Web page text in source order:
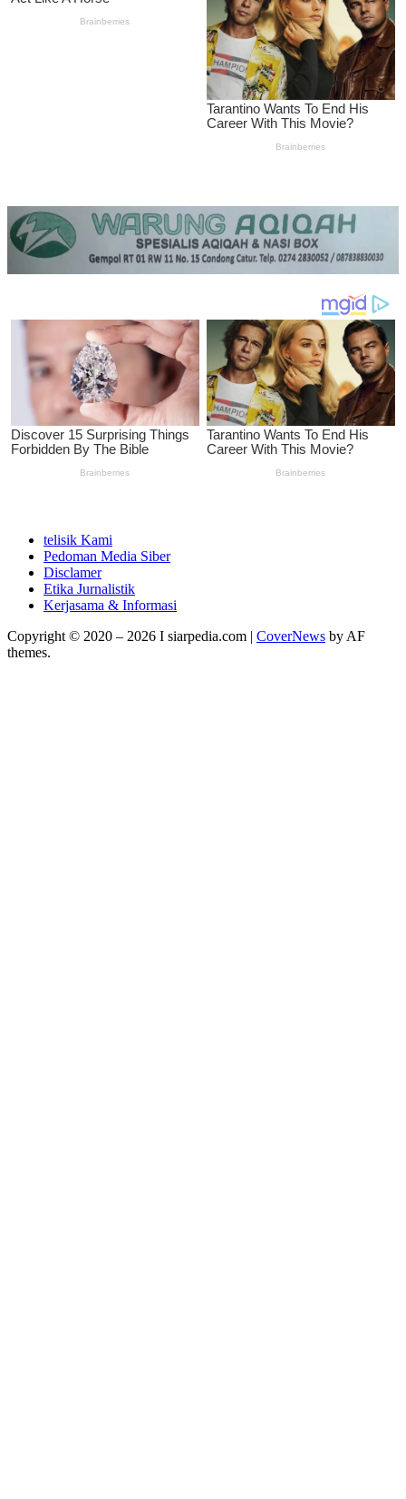
telisik Kami
Pedoman Media Siber
Disclamer
Etika Jurnalistik
Kerjasama & Informasi
Copyright © 2020 – 2026 I siarpedia.com | CoverNews by AF
themes.